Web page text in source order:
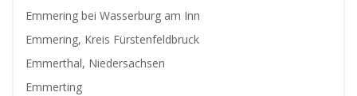
Emmering bei Wasserburg am Inn
Emmering, Kreis Fürstenfeldbruck
Emmerthal, Niedersachsen
Emmerting